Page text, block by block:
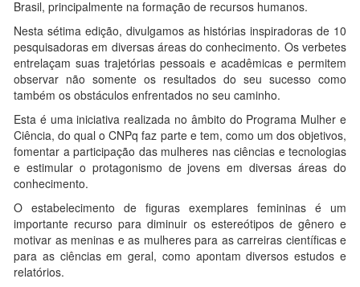
Brasil, principalmente na formação de recursos humanos.
Nesta sétima edição, divulgamos as histórias inspiradoras de 10
pesquisadoras em diversas áreas do conhecimento. Os verbetes
entrelaçam suas trajetórias pessoais e acadêmicas e permitem
observar não somente os resultados do seu sucesso como
também os obstáculos enfrentados no seu caminho.
Esta é uma iniciativa realizada no âmbito do Programa Mulher e
Ciência, do qual o CNPq faz parte e tem, como um dos objetivos,
fomentar a participação das mulheres nas ciências e tecnologias
e estimular o protagonismo de jovens em diversas áreas do
conhecimento.
O estabelecimento de figuras exemplares femininas é um
importante recurso para diminuir os estereótipos de gênero e
motivar as meninas e as mulheres para as carreiras científicas e
para as ciências em geral, como apontam diversos estudos e
relatórios.